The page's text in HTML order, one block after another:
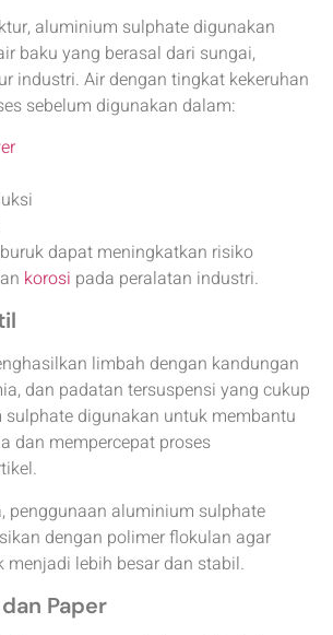
aluminium sulphate digunakan
baku yang berasal dari sungai,
industri. Air dengan tingkat kekeruhan
sebelum digunakan dalam:
dapat meningkatkan risiko
korosi pada peralatan industri.
limbah dengan kandungan
dan padatan tersuspensi yang cukup
digunakan untuk membantu
dan mempercepat proses
penggunaan aluminium sulphate
dengan polimer flokulan agar
menjadi lebih besar dan stabil.
Paper